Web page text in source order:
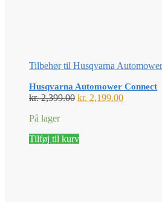
Tilbehør til Husqvarna Automower
Husqvarna Automower Connect
kr.2,399.00 Den
kr. 2,399.00.
kr. 2,199.00Den
På lager
Tilføj til kurv